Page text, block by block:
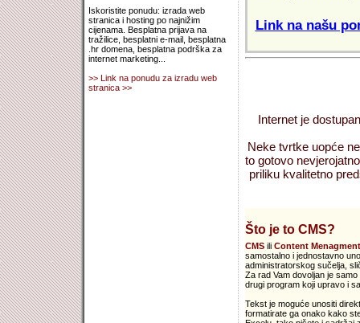
Iskoristite ponudu: izrada web
stranica i hosting po najnižim
cijenama. Besplatna prijava na
tražilice, besplatni e-mail, besplatna
.hr domena, besplatna podrška za
internet marketing...
>> Link na ponudu za izradu web
stranica >>
Link na našu
Internet je
Neke tvrtke uopće
to gotovo
priliku kvalitetno
Što je to CMS?
CMSili Content
samostalno i jednostavno
administratorskog sučelja,
Za rad Vam dovoljan je
drugi program koji upravo i
Tekst je moguće unositi
formatirate ga onako kako